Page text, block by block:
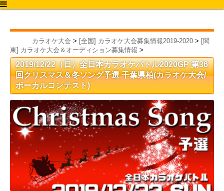
カラオケ大会 > [全国] カラオケ大会募集情報2019-2020 > [関
東] カラオケ大会＆オーディション募集情報 >
2019/12/22（日）全日本カラオケバトル2020GP 第36
回クリスマス＆冬ソング予選 千葉県柏(カラオケ大会/
ボーカルコンテスト)